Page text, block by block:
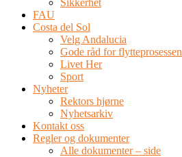
Sikkerhet
FAU
Costa del Sol
Velg Andalucia
Gode råd for flytteprosessen
Livet Her
Sport
Nyheter
Rektors hjørne
Nyhetsarkiv
Kontakt oss
Regler og dokumenter
Alle dokumenter – side